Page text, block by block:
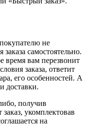
не
самостоятельно.
время вам перезвонит
заказа, ответит
его особенностей. А
доставки.
получив
укомплектовав
на